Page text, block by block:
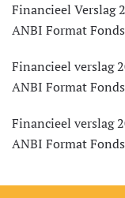
Financieel Verslag
ANBI Format
Financieel verslag
ANBI Format
Financieel verslag
ANBI Format